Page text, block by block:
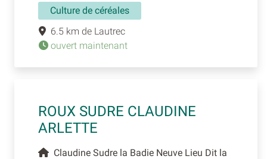
Culture de céréales
6.5 km de Lautrec
ouvert maintenant
ROUX SUDRE CLAUDINE
ARLETTE
Claudine Sudre la Badie Neuve Lieu Dit la